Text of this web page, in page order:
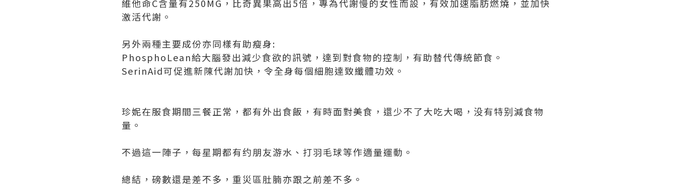
維他命C含量有250MG，比奇異果高出5倍，專為代謝慢的女性而設，有效加速脂肪燃燒，並加快
激活代謝。
另外兩種主要成份亦同樣有助瘦身:
PhosphoLean給大腦發出減少食欲的訊號，達到對食物的控制，有助替代傳統節食。
SerinAid可促進新陳代謝加快，令全身每個細胞達致纖體功效。
珍妮在服食期間三餐正常，都有外出食飯，有時面對美食，還少不了大吃大喝，没有特别減食物
量。
不過這一陣子，每星期都有约朋友游水、打羽毛球等作適量運動。
總結，磅數還是差不多，重災區肚腩亦跟之前差不多。